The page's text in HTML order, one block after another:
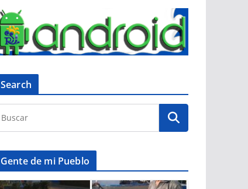
Search
Gente de mi Pueblo